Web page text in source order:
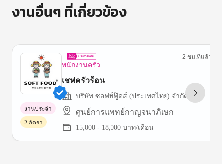
งานอื่นๆ ที่เกี่ยวข้อง
พนักงานครัว
2 ชม.ที่แล้ว
เชฟครัวร้อน
บริษัท ซอฟท์ฟู๊ดส์ (ประเทศไทย) จำกัด
ศูนย์การแพทย์กาญจนาภิเษก
15,000 - 18,000 บาท/เดือน
งานประจำ
2 อัตรา